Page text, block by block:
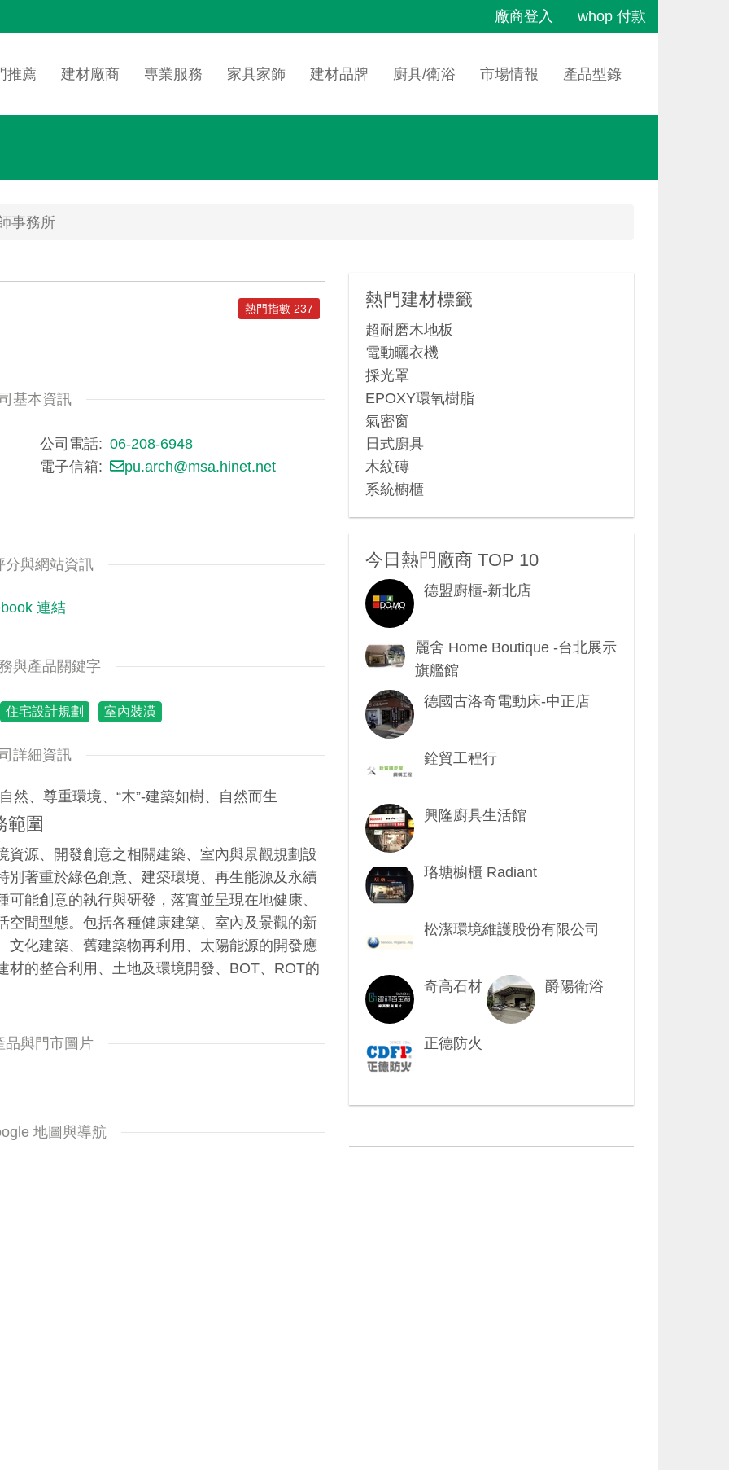
廠商登入 whop 付款
推薦 建材廠商 專業服務 家具家飾 建材品牌 廚具/衛浴 市場情報 產品型錄
事務所
熱門指數 237
基本資訊
公司電話
06-208-6948
電子信箱
pu.arch@msa.hinet.net
分與網站資訊
連結
與產品關鍵字
住宅設計規劃 室內裝潢
詳細資訊
然、尊重環境、“木”-建築如樹、自然而生
範圍
資源、開發創意之相關建築、室內與景觀規劃設
別著重於綠色創意、建築環境、再生能源及永續
可能創意的執行與研發，落實並呈現在地健康、
空間型態。包括各種健康建築、室內及景觀的新
文化建築、舊建築物再利用、太陽能源的開發應
材的整合利用、土地及環境開發、BOT、ROT的
品與門市圖片
地圖與導航
熱門建材標籤
超耐磨木地板
電動曬衣機
採光罩
EPOXY環氧樹脂
氣密窗
日式廚具
木紋磚
系統櫥櫃
今日熱門廠商 TOP 10
德盟廚櫃-新北店
麗舍 Home Boutique -台北展示
旗艦館
德國古洛奇電動床-中正店
銓貿工程行
興隆廚具生活館
珞塘櫥櫃 Radiant
松潔環境維護股份有限公司
奇高石材 爵陽衛浴
正德防火